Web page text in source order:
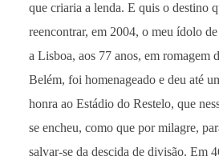
que criaria a lenda. E quis o destino
reencontrar, em 2004, o meu ídolo
a Lisboa, aos 77 anos, em romagem
Belém, foi homenageado e deu até
honra ao Estádio do Restelo, que
se encheu, como que por milagre,
salvar-se da descida de divisão. Em